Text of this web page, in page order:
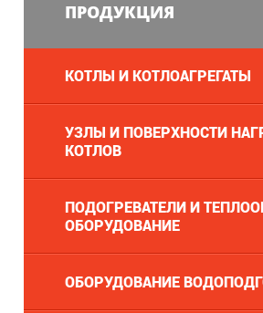
ПРОДУКЦИЯ
КОТЛЫ И КОТЛОАГРЕГАТЫ
УЗЛЫ И ПОВЕРХНОСТИ
КОТЛОВ
ПОДОГРЕВАТЕЛИ И
ОБОРУДОВАНИЕ
ОБОРУДОВАНИЕ